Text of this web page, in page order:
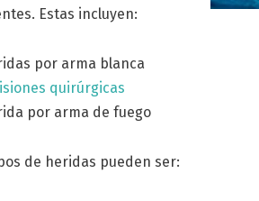
Estas incluyen:
por arma blanca
quirúrgicas
por arma de fuego
de heridas pueden ser: